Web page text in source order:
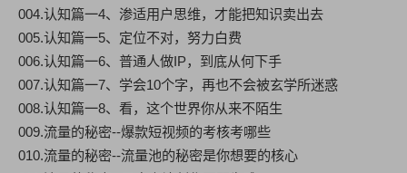
004.认知篇一4、渗适用户思维，才能把知识卖出去
005.认知篇一5、定位不对，努力白费
006.认知篇一6、普通人做IP，到底从何下手
007.认知篇一7、学会10个字，再也不会被玄学所迷惑
008.认知篇一8、看，这个世界你从来不陌生
009.流量的秘密--爆款短视频的考核考哪些
010.流量的秘密--流量池的秘密是你想要的核心